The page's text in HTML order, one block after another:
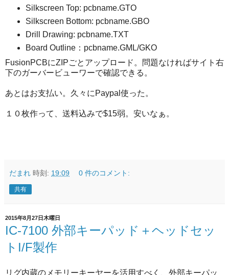
Silkscreen Top: pcbname.GTO
Silkscreen Bottom: pcbname.GBO
Drill Drawing: pcbname.TXT
Board Outline：pcbname.GML/GKO
FusionPCBにZIPごとアップロード。問題なければサイト右
下のガーバービューワーで確認できる。
あとはお支払い。久々にPaypal使った。
１０枚作って、送料込みで$15弱。安いなぁ。
だまれ 時刻: 19:09 0 件のコメント:
共有
2015年8月27日木曜日
IC-7100 外部キーパッド＋ヘッドセッ
トI/F製作
リグ内蔵のメモリーキーヤーを活用すべく、外部キーパッ